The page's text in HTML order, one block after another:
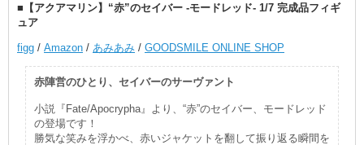
■【アクアマリン】“赤”のセイバー -モードレッド- 1/7 完成品フィギ
ュア
figg / Amazon / あみあみ / GOODSMILE ONLINE SHOP
赤陣営のひとり、セイバーのサーヴァント
小説『Fate/Apocrypha』より、“赤”のセイバー、モードレッド
の登場です！
勝気な笑みを浮かべ、赤いジャケットを翻して振り返る瞬間を